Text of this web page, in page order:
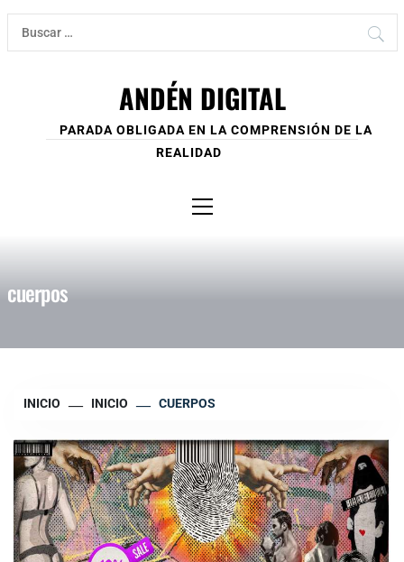
Ir
contenido
Buscar:
ANDÉN DIGITAL
PARADA OBLIGADA EN LA COMPRENSIÓN DE LA
REALIDAD
principal
cuerpos
INICIO INICIO CUERPOS